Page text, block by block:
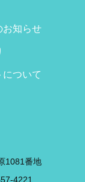
お知らせ
について
1081番地
4221